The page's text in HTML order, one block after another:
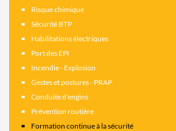
Risque chimique
Sécurité BTP
Habilitations électriques
Port des EPI
Incendie - Explosion
Gestes et postures - PRAP
Conduite d'engins
Prévention routière
Formation continue à la sécurité